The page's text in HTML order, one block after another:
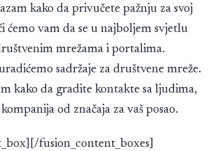
kako da privučete pažnju za svoj
ćemo vam da se u najboljem svjetlu
mrežama i portalima.
sadržaje za društvene mreže.
kako da gradite kontakte sa ljudima,
od značaja za vaš posao.
fusion_content_boxes]